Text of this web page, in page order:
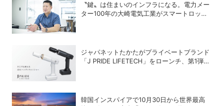
〝鍵〟は住まいのインフラになる。電力メー
ター100年の大崎電気工業がスマートロック
ジャパネットたかたがプライベートブランド
「J PRIDE LIFETECH」をローンチ、第1弾
韓国インスパイアで10月30日から世界最高